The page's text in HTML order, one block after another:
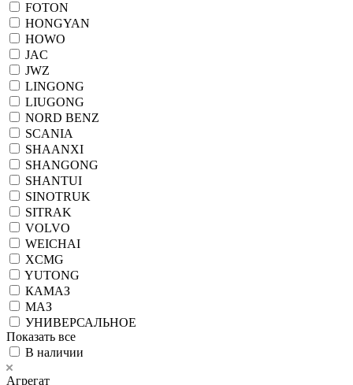
FOTON
HONGYAN
HOWO
JAC
JWZ
LINGONG
LIUGONG
NORD BENZ
SCANIA
SHAANXI
SHANGONG
SHANTUI
SINOTRUK
SITRAK
VOLVO
WEICHAI
XCMG
YUTONG
КАМАЗ
МАЗ
УНИВЕРСАЛЬНОЕ
Показать все
В наличии
Агрегат